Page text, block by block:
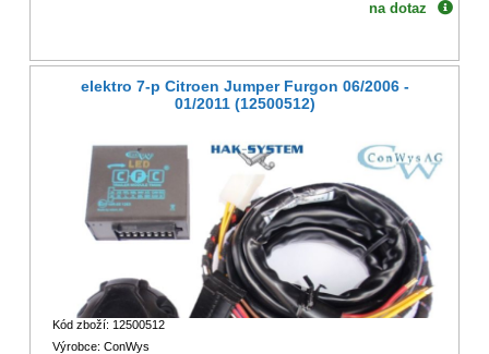
na dotaz
elektro 7-p Citroen Jumper Furgon 06/2006 -
01/2011 (12500512)
Kód zboží: 12500512
Výrobce: ConWys